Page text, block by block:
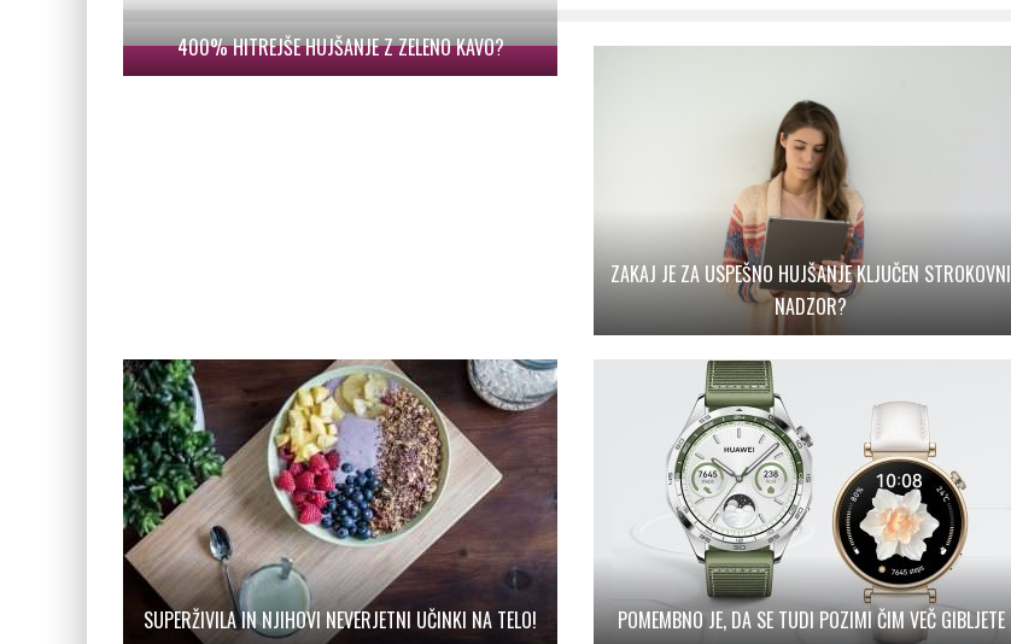
400% HITREJŠE HUJŠANJE Z ZELENO KAVO?
ZAKAJ JE ZA USPEŠNO HUJŠANJE KLJUČEN STROKOVNI
NADZOR?
SUPERŽIVILA IN NJIHOVI NEVERJETNI UČINKI NA TELO! POMEMBNO JE, DA SE TUDI POZIMI ČIM VEČ GIBLJETE